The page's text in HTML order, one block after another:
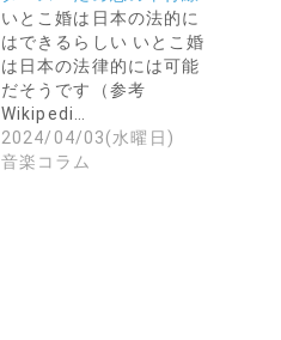
いとこ婚は日本の法的に
はできるらしい いとこ婚
は日本の法律的には可能
だそうです（参考
Wikipedi…
2024/04/03(水曜日)
音楽コラム